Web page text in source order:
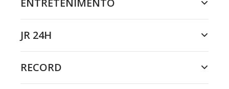
ENTRETENIMENTO
JR 24H
RECORD